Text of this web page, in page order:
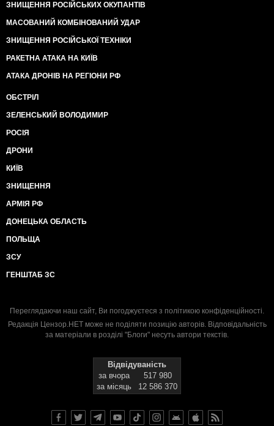
ЗНИЩЕННЯ РОСІЙСЬКИХ ОКУПАНТІВ
МАСОВАНИЙ КОМБІНОВАНИЙ УДАР
ЗНИЩЕННЯ РОСІЙСЬКОЇ ТЕХНІКИ
РАКЕТНА АТАКА НА КИЇВ
АТАКА ДРОНІВ НА РЕГІОНИ РФ
ОБСТРІЛ
ЗЕЛЕНСЬКИЙ ВОЛОДИМИР
РОСІЯ
ДРОНИ
КИЇВ
ЗНИЩЕННЯ
АРМІЯ РФ
ДОНЕЦЬКА ОБЛАСТЬ
ПОЛЬЩА
ЗСУ
ГЕНШТАБ ЗС
Переглядаючи наш сайт, Ви погоджуєтеся з політикою конфіденційності.
Редакція Цензор.НЕТ може не поділяти позицію авторів. Відповідальність
за матеріали в розділі "Блоги" несуть автори текстів.
Відвідуваність
за вчора
517 980
за місяць
12 586 370